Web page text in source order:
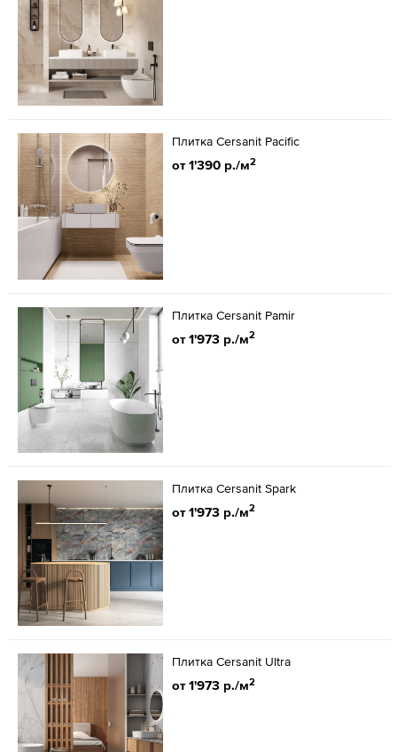
Плитка Cersanit Pacific
от 1'390 р./м2
Плитка Cersanit Pamir
от 1'973 р./м2
Плитка Cersanit Spark
от 1'973 р./м2
Плитка Cersanit Ultra
от 1'973 р./м2